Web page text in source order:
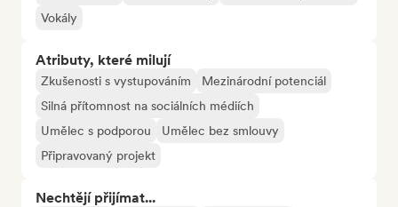
Vokály
Atributy, které milují
Zkušenosti s vystupováním
Mezinárodní potenciál
Silná přítomnost na sociálních médiích
Umělec s podporou
Umělec bez smlouvy
Připravovaný projekt
Nechtějí přijímat...